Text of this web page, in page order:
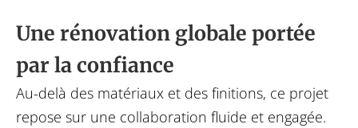
Une rénovation globale portée
par la confiance
Au-delà des matériaux et des finitions, ce projet
repose sur une collaboration fluide et engagée.